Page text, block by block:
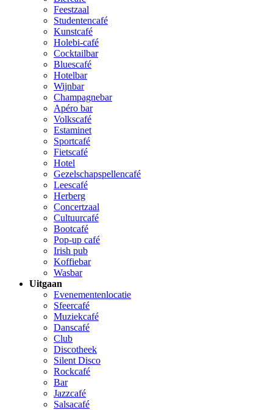
Feestzaal
Studentencafé
Kunstcafé
Holebi-café
Cocktailbar
Bluescafé
Hotelbar
Wijnbar
Champagnebar
Apéro bar
Volkscafé
Estaminet
Sportcafé
Fietscafé
Hotel
Gezelschapspellencafé
Leescafé
Herberg
Concertzaal
Cultuurcafé
Bootcafé
Pop-up café
Irish pub
Koffiebar
Wasbar
Uitgaan
Evenementenlocatie
Sfeercafé
Muziekcafé
Danscafé
Club
Discotheek
Silent Disco
Rockcafé
Bar
Jazzcafé
Salsacafé